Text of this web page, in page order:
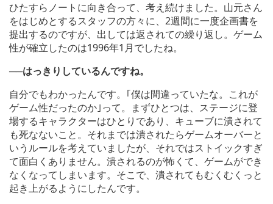
ひたすらノートに向き合って、考え続けました。山元さん
をはじめとするスタッフの方々に、2週間に一度企画書を
提出するのですが、出しては返されての繰り返し。ゲーム
性が確立したのは1996年1月でしたね。
──はっきりしているんですね。
自分でもわかったんです。｢僕は間違っていたな。これが
ゲーム性だったのか｣って。まずひとつは、ステージに登
場するキャラクターはひとりであり、キューブに潰されて
も死なないこと。それまでは潰されたらゲームオーバーと
いうルールを考えていましたが、それではストイックすぎ
て面白くありません。潰されるのが怖くて、ゲームができ
なくなってしまいます。そこで、潰されてもむくむくっと
起き上がるようにしたんです。